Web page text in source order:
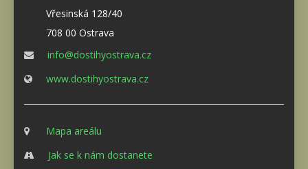
Vřesinská 128/40
708 00 Ostrava
info@dostihyostrava.cz
www.dostihyostrava.cz
Mapa areálu
Jak se k nám dostanete